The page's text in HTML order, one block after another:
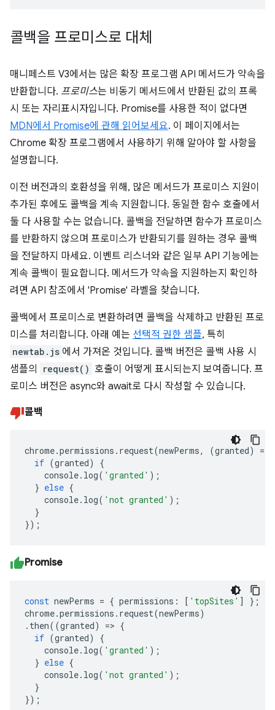
콜백을 프로미스로 대체
매니페스트 V3에서는 많은 확장 프로그램 API 메서드가 약속을
반환합니다. 프로미스는 비동기 메서드에서 반환된 값의 프록
시 또는 자리표시자입니다. Promise를 사용한 적이 없다면
MDN에서 Promise에 관해 읽어보세요. 이 페이지에서는
Chrome 확장 프로그램에서 사용하기 위해 알아야 할 사항을
설명합니다.
이전 버전과의 호환성을 위해, 많은 메서드가 프로미스 지원이
추가된 후에도 콜백을 계속 지원합니다. 동일한 함수 호출에서
둘 다 사용할 수는 없습니다. 콜백을 전달하면 함수가 프로미스
를 반환하지 않으며 프로미스가 반환되기를 원하는 경우 콜백
을 전달하지 마세요. 이벤트 리스너와 같은 일부 API 기능에는
계속 콜백이 필요합니다. 메서드가 약속을 지원하는지 확인하
려면 API 참조에서 'Promise' 라벨을 찾습니다.
콜백에서 프로미스로 변환하려면 콜백을 삭제하고 반환된 프로
미스를 처리합니다. 아래 예는 선택적 권한 샘플, 특히
newtab.js 에서 가져온 것입니다. 콜백 버전은 콜백 사용 시
샘플의
request() 호출이 어떻게 표시되는지 보여줍니다. 프
로미스 버전은 async와 await로 다시 작성할 수 있습니다.
콜백
chrome.permissions . request(newPerms, (granted) =>
if (granted)
{
console. log( 'granted' );
} else {
console. log( 'not granted' );
}
});
Promise
const newPerms = { permissions : [ 'topSites' ]
};
chrome.permissions . request(newPerms)
. then((granted) => {
if (granted)
{
console. log( 'granted' );
} else {
console. log( 'not granted' );
}
});